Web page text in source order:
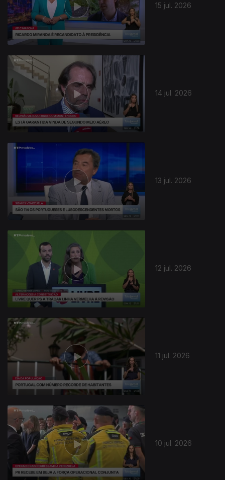
15 jul. 2026
14 jul. 2026
13 jul. 2026
942500
12 jul. 2026
11 jul. 2026
10 jul. 2026